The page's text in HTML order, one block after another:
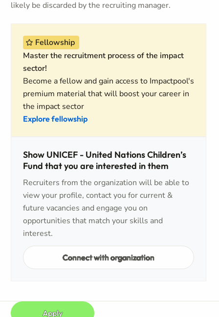
likely be discarded by the recruiting manager.
Fellowship
Master the recruitment process of the impact
sector!
Become a fellow and gain access to Impactpool's
premium material that will boost your career in
the impact sector
Explore fellowship
Show UNICEF - United Nations Children’s
Fund that you are interested in them
Recruiters from the organization will be able to
view your profile, contact you for current &
future vacancies and engage you on
opportunities that match your skills and
interest.
Connect with organization
Apply